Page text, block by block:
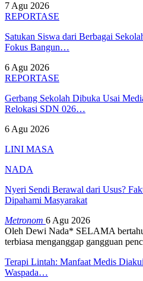
7 Agu 2026
REPORTASE
Satukan Siswa dari Berbagai
Fokus Bangun…
6 Agu 2026
REPORTASE
Gerbang Sekolah Dibuka Usai
Relokasi SDN 026…
6 Agu 2026
LINI MASA
NADA
Nyeri Sendi Berawal dari Usus?
Dipahami Masyarakat
Metronom 6 Agu 2026
Oleh Dewi Nada* SELAMA
terbiasa menganggap gangguan
Terapi Lintah: Manfaat Medis
Waspada…